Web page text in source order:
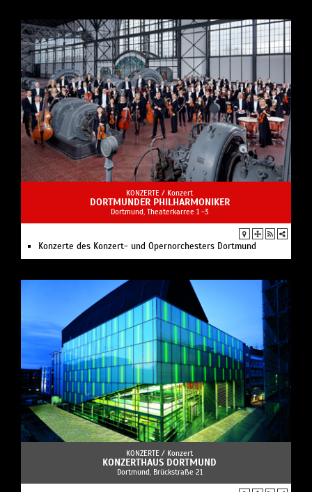
KONZERTE / Konzert
DORTMUNDER PHILHARMONIKER
Dortmund, Theaterkarree 1 -3
Konzerte des Konzert- und Opernorchesters Dortmund
KONZERTE / Konzert
KONZERTHAUS DORTMUND
Dortmund, Brückstraße 21